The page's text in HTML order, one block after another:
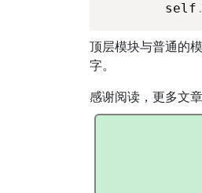
        self
.
顶层模块与普通的
字。
感谢阅读，更多文